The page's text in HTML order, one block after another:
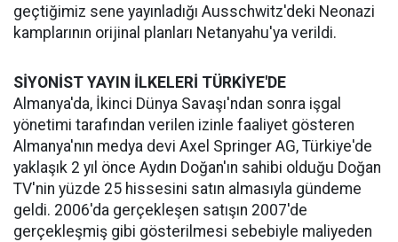
geçtiğimiz sene yayınladığı Ausschwitz'deki Neonazi
kamplarının orijinal planları Netanyahu'ya verildi.
SİYONİST YAYIN İLKELERİ TÜRKİYE'DE
Almanya'da, İkinci Dünya Savaşı'ndan sonra işgal
yönetimi tarafından verilen izinle faaliyet gösteren
Almanya'nın medya devi Axel Springer AG, Türkiye'de
yaklaşık 2 yıl önce Aydın Doğan'ın sahibi olduğu Doğan
TV'nin yüzde 25 hissesini satın almasıyla gündeme
geldi. 2006'da gerçekleşen satışın 2007'de
gerçekleşmiş gibi gösterilmesi sebebiyle maliyeden